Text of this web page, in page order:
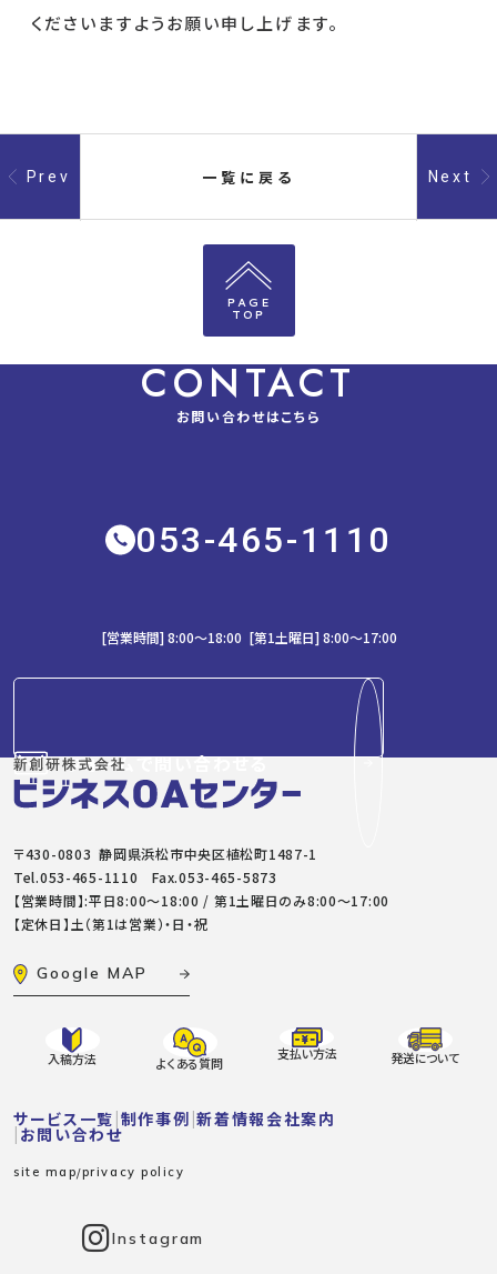
くださいますようお願い申し上げます。
Prev 一覧に戻る Next
PAGE
TOP
CONTACT
お問い合わせはこちら
053-465-1110
[営業時間] 8:00～18:00 [第1土曜日] 8:00〜17:00
フォームで問い合わせる
〒430-0803 静岡県浜松市中央区植松町1487-1
Tel.053-465-1110 Fax.053-465-5873
【営業時間】:平日8:00～18:00 / 第1土曜日のみ8:00〜17:00
【定休日】土（第1は営業）・日・祝
Google MAP
入稿方法 よくある質問
支払い方法 発送について
サービス一覧 制作事例 新着情報会社案内
お問い合わせ
site map privacy policy
Instagram